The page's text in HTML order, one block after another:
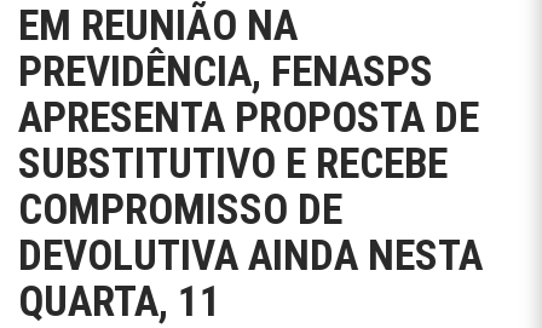
EM REUNIÃO NA
PREVIDÊNCIA, FENASPS
APRESENTA PROPOSTA DE
SUBSTITUTIVO E RECEBE
COMPROMISSO DE
DEVOLUTIVA AINDA NESTA
QUARTA, 11